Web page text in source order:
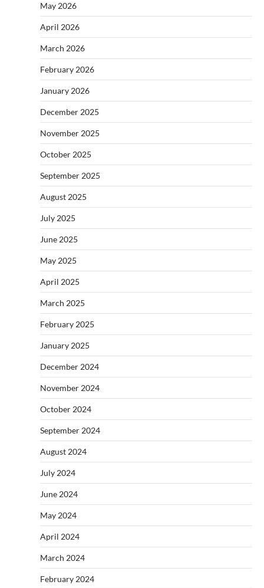
May 2026
April 2026
March 2026
February 2026
January 2026
December 2025
November 2025
October 2025
September 2025
August 2025
July 2025
June 2025
May 2025
April 2025
March 2025
February 2025
January 2025
December 2024
November 2024
October 2024
September 2024
August 2024
July 2024
June 2024
May 2024
April 2024
March 2024
February 2024